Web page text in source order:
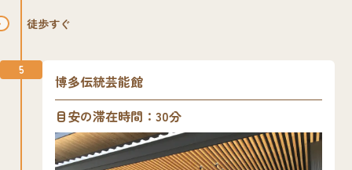
全国的にも有名。境内には御神木の「櫛田の銀
石があります。
徒歩すぐ
5
博多伝統芸能館
目安の滞在時間：30分